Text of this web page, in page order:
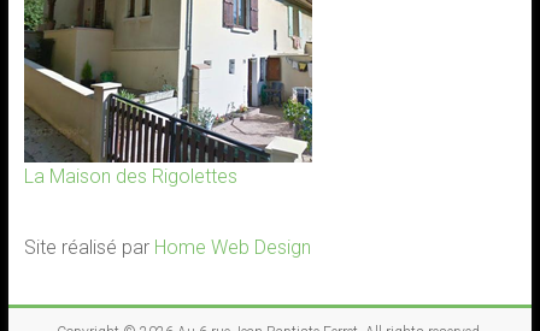
La Maison des Rigolettes
Site réalisé par Home Web Design